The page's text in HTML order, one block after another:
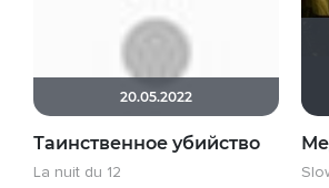
20.05.2022
Таинственное убийство
La nuit du 12